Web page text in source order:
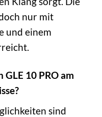
nur mit
und einem
10 PRO am
sind